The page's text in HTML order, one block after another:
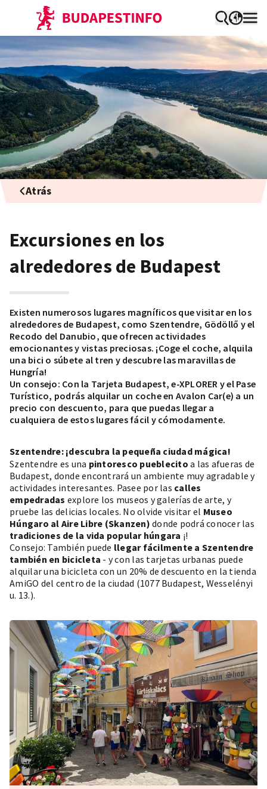
Atrás
Excursiones en los
alrededores de Budapest
Existen numerosos lugares magníficos que visitar en los
alrededores de Budapest, como Szentendre, Gödöllő y el
Recodo del Danubio, que ofrecen actividades
emocionantes y vistas preciosas. ¡Coge el coche, alquila
una bici o súbete al tren y descubre las maravillas de
Hungría!
Un consejo: Con la Tarjeta Budapest, e-XPLORER y el Pase
Turístico, podrás alquilar un coche en Avalon Car(e) a un
precio con descuento, para que puedas llegar a
cualquiera de estos lugares fácil y cómodamente.
Szentendre: ¡descubra la pequeña ciudad mágica!
Szentendre es una pintoresco pueblecito a las afueras de
Budapest, donde encontrará un ambiente muy agradable y
actividades interesantes. Pasee por las calles
empedradas explore los museos y galerías de arte, y
pruebe las delicias locales. No olvide visitar el Museo
Húngaro al Aire Libre (Skanzen) donde podrá conocer las
tradiciones de la vida popular húngara ¡!
Consejo: También puede llegar fácilmente a Szentendre
también en bicicleta - y con las tarjetas urbanas puede
alquilar una bicicleta con un 20% de descuento en la tienda
AmiGO del centro de la ciudad (1077 Budapest, Wesselényi
u. 13.).